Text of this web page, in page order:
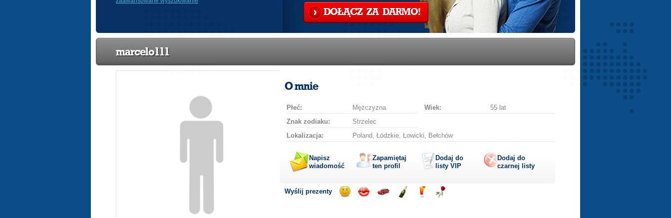
DOŁĄCZ ZA DARMO!
marcelo111
O mnie
Płeć: Mężczyzna Wiek:
55 lat
Znak zodiaku:
Strzelec
Lokalizacja:
Poland, Łódzkie, Łowicki, Bełchów
Napisz
wiadomość
Zapamiętaj
ten profil
Dodaj do
listy VIP
Dodaj do
czarnej listy
Wyślij prezenty